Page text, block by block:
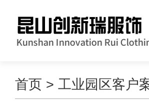
首页 > 工业园区客户